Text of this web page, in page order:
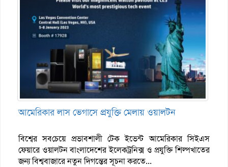
আমেরিকার লাস ভেগাসে প্রযুক্তি মেলায় ওয়ালটন
বিশ্বের সবচেয়ে প্রভাবশালী টেক ইভেন্ট আমেরিকার সিইএস
ফেয়ারে ওয়ালটন বাংলাদেশের ইলেকট্রনিক্স ও প্রযুক্তি শিল্পখাতের
জন্য বিশ্ববাজারে নতুন দিগন্তের সূচনা করতে...